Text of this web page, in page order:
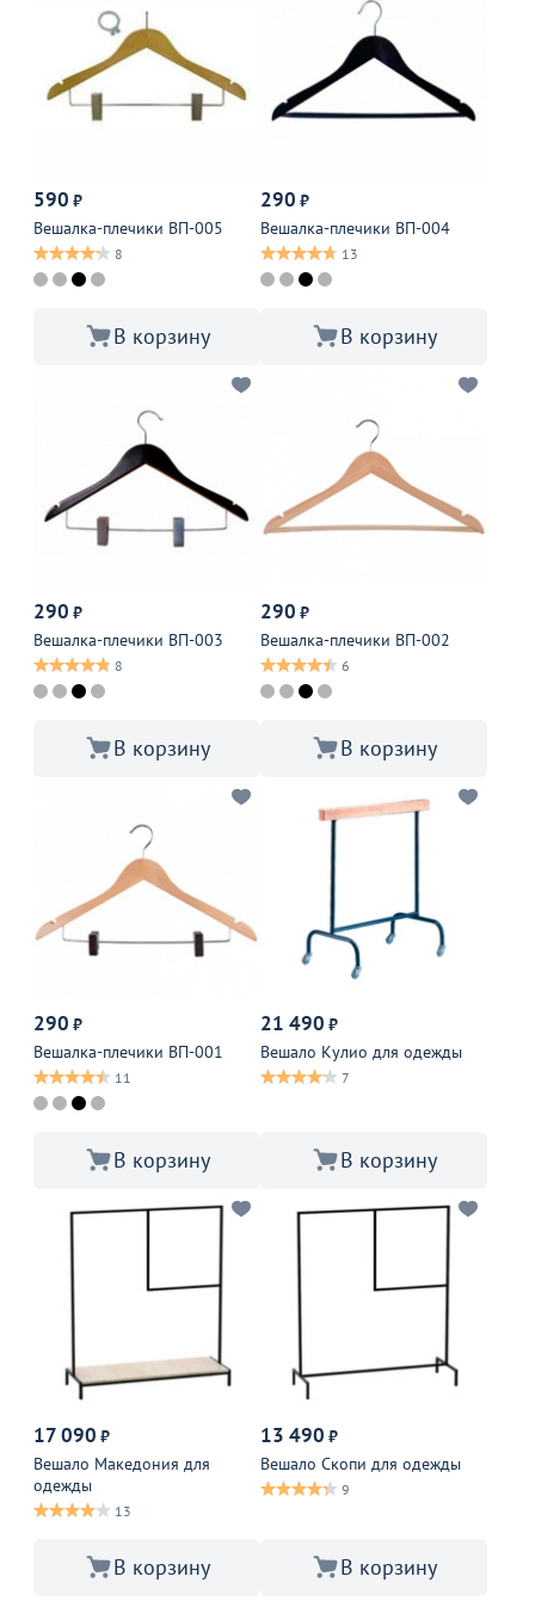
590 ₽
Вешалка-плечики ВП-005
8
В корзину
290 ₽
Вешалка-плечики ВП-004
13
В корзину
290 ₽
Вешалка-плечики ВП-003
8
В корзину
290 ₽
Вешалка-плечики ВП-002
6
В корзину
290 ₽
Вешалка-плечики ВП-001
11
В корзину
21 490 ₽
Вешало Кулио для одежды
7
В корзину
17 090 ₽
Вешало Македония для
одежды
13
В корзину
13 490 ₽
Вешало Скопи для одежды
9
В корзину